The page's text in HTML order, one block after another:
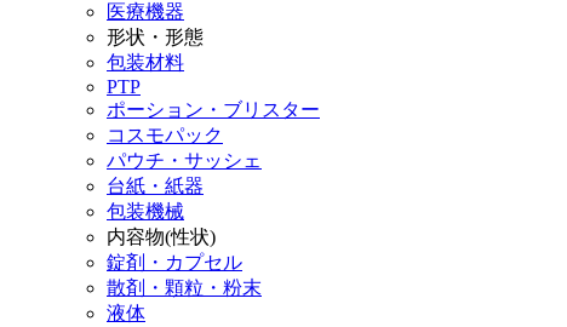
医療機器
形状・形態
包装材料
PTP
ポーション・ブリスター
コスモパック
パウチ・サッシェ
台紙・紙器
包装機械
内容物(性状)
錠剤・カプセル
散剤・顆粒・粉末
液体